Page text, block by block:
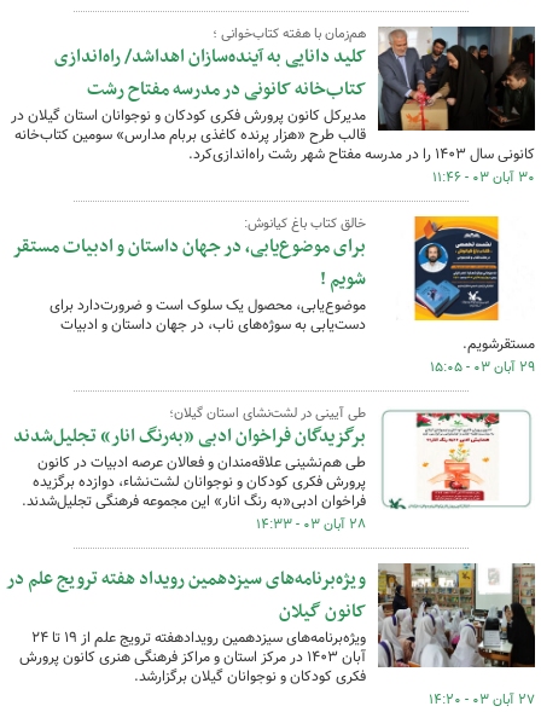
هم‌زمان با هفته کتاب‌خوانی ؛
کلید دانایی به آینده‌سازان اهداشد/ راه‌اندازی
کتاب‌خانه کانونی در مدرسه مفتاح رشت
مدیرکل کانون پرورش فکری کودکان و نوجوانان استان گیلان در
قالب طرح «هزار پرنده کاغذی بربام مدارس» سومین کتاب‌خانه
کانونی سال ۱۴۰۳ را در مدرسه مفتاح شهر رشت راه‌اندازی‌کرد.
۳۰ آبان ۰۳ - ۱۱:۴۶
خالق کتاب باغ کیانوش:
برای موضوع‌یابی، در جهان داستان و ادبیات مستقر
شویم !
موضوع‌یابی، محصول یک سلوک ‌است و ضرورت‌دارد برای
دست‌یابی به سوژه‌های ناب، در جهان داستان و ادبیات
مستقرشویم.
۲۹ آبان ۰۳ - ۱۵:۰۵
طی آیینی در لشت‌نشای استان گیلان؛
برگزیدگان فراخوان ادبی «به‌رنگ انار» تجلیل‌شدند
طی هم‌نشینی علاقه‌مندان و فعالان عرصه ادبیات در کانون
پرورش فکری کودکان و نوجوانان لشت‌نشاء، دوازده برگزیده
فراخوان ادبی«به رنگ انار» این مجموعه فرهنگی تجلیل‌شدند.
۲۸ آبان ۰۳ - ۱۴:۳۳
ویژه‌برنامه‌های سیزدهمین رویداد هفته ترویج علم در
کانون گیلان
ویژه‌برنامه‌های سیزدهمین رویدادهفته ترویج علم از ۱۹ تا ۲۴
آبان ۱۴۰۳ در مرکز استان و مراکز فرهنگی هنری کانون پرورش
فکری کودکان و نوجوانان گیلان برگزارشد.
۲۷ آبان ۰۳ - ۱۴:۲۰